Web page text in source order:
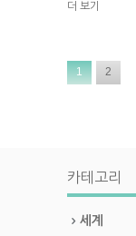
더 보기
1 2
카테고리
세계